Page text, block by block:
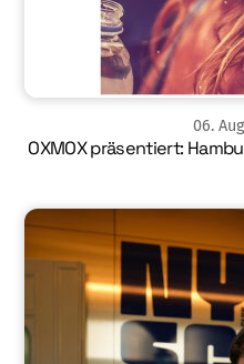
06.
OXMOX präsentiert: